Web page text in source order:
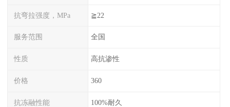
抗弯拉强度，MPa ≧22
服务范围 全国
性质 高抗渗性
价格 360
抗冻融性能 100%耐久